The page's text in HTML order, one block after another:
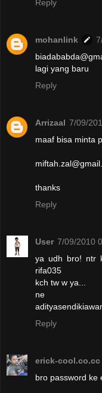
Reply
mohanlink
lagi yang baru
Reply
Arrizaal 7/09/
maaf bisa minta
thanks
Reply
User 7/09/2010
ya udh bro! ntr
rifa035
kch tw w ya...
ne
Reply
erick-cool.co.cc
bro password ke